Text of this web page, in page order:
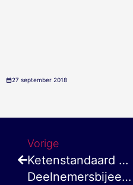
27 september 2018
Vorige
Ketenstandaard Bouw & Installatie:
Deelnemersbijeenkomst – 31 oktober 2018